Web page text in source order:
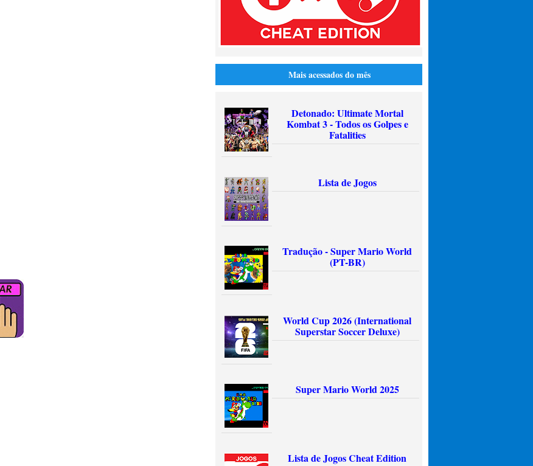
Mais acessados do mês
Detonado: Ultimate Mortal
Kombat 3 - Todos os Golpes e
Fatalities
Lista de Jogos
Tradução - Super Mario World
(PT-BR)
World Cup 2026 (International
Superstar Soccer Deluxe)
Super Mario World 2025
Lista de Jogos Cheat Edition